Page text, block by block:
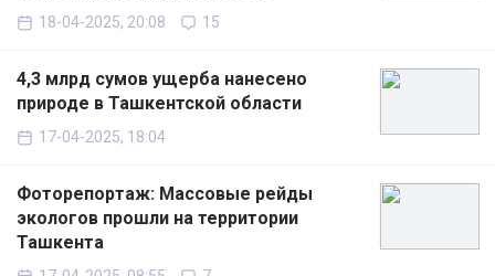
18-04-2025, 20:08 15
4,3 млрд сумов ущерба нанесено
природе в Ташкентской области
17-04-2025, 18:04
Фоторепортаж: Массовые рейды
экологов прошли на территории
Ташкента